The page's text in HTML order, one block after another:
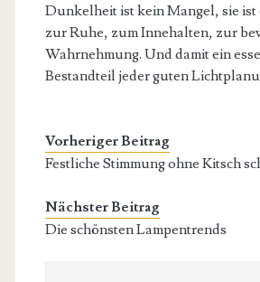
Dunkelheit ist kein Mangel, sie
zur Ruhe, zum Innehalten, zur
Wahrnehmung. Und damit ein
Bestandteil jeder guten
Vorheriger Beitrag
Festliche Stimmung ohne Kitsch
Nächster Beitrag
Die schönsten Lampentrends